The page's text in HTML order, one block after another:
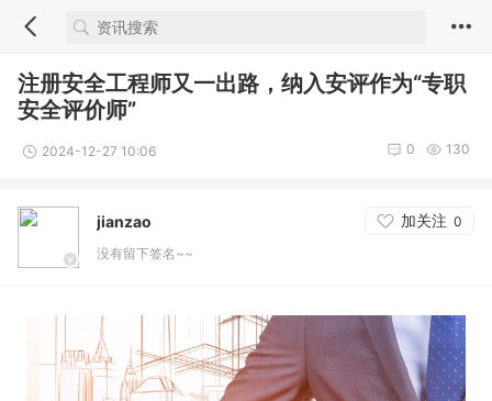
注册安全工程师又一出路，纳入安评作为“专职
安全评价师”
2024-12-27 10:06 130
0
jianzao 加关注 0
没有留下签名~~